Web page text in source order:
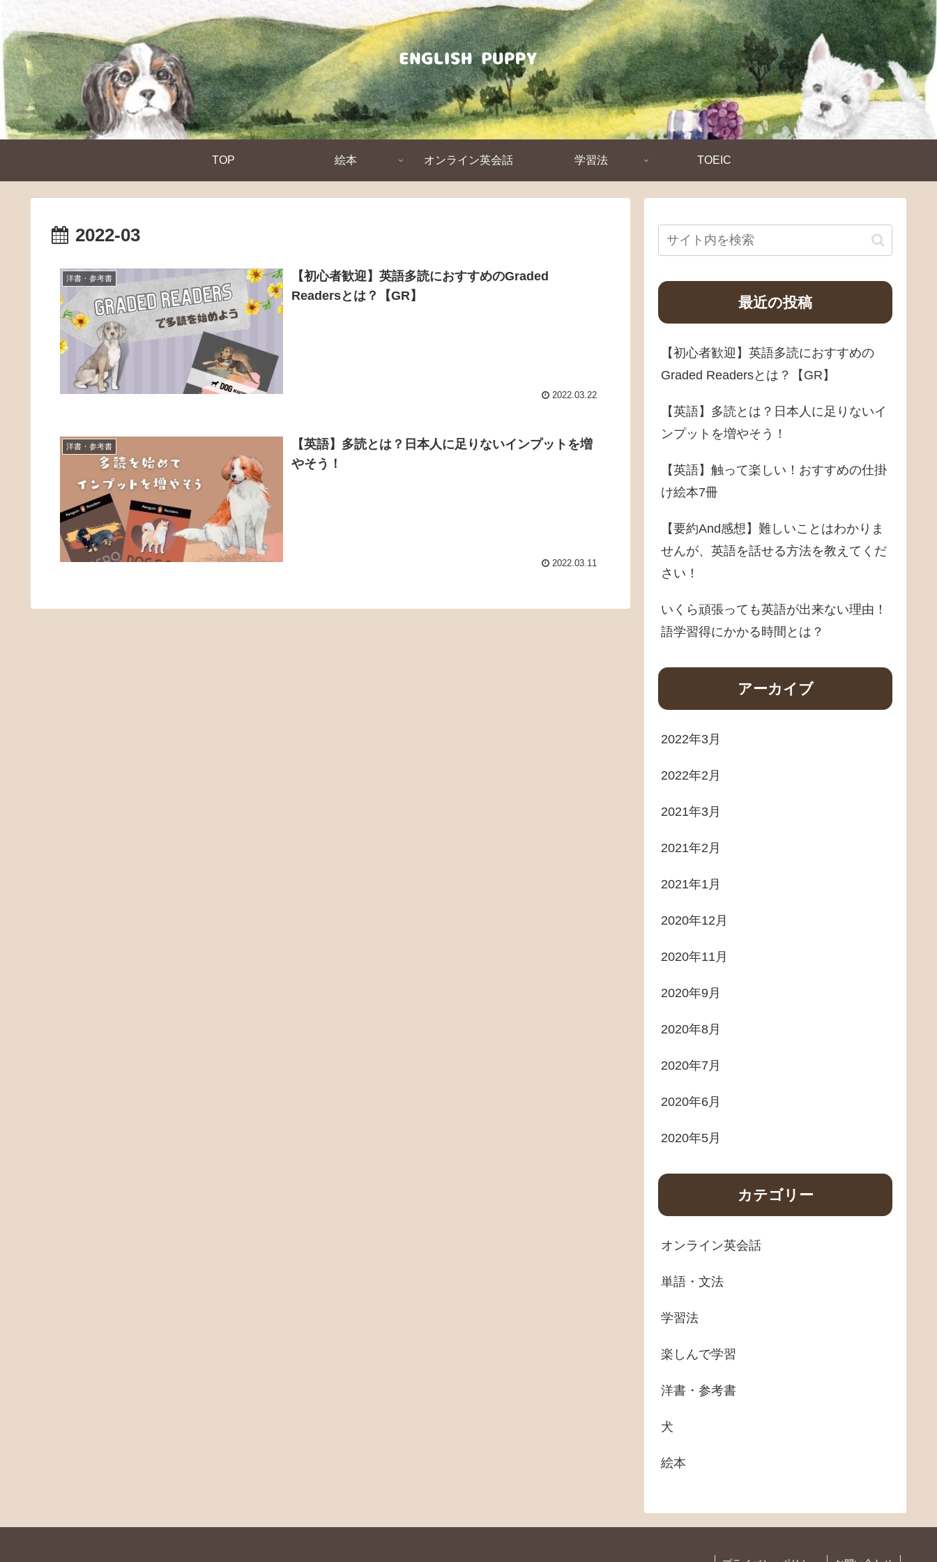
TOP 絵本 オンライン英会話 学習法 TOEIC
2022-03
洋書・参考書
【初心者歓迎】英語多読におすすめのGraded
Readersとは？【GR】
2022.03.22
洋書・参考書
【英語】多読とは？日本人に足りないインプットを増
やそう！
2022.03.11
最近の投稿
【初心者歓迎】英語多読におすすめの
Graded Readersとは？【GR】
【英語】多読とは？日本人に足りないイ
ンプットを増やそう！
【英語】触って楽しい！おすすめの仕掛
け絵本7冊
【要約And感想】難しいことはわかりま
せんが、英語を話せる方法を教えてくだ
さい！
いくら頑張っても英語が出来ない理由！
語学習得にかかる時間とは？
アーカイブ
2022年3月
2022年2月
2021年3月
2021年2月
2021年1月
2020年12月
2020年11月
2020年9月
2020年8月
2020年7月
2020年6月
2020年5月
カテゴリー
オンライン英会話
単語・文法
学習法
楽しんで学習
洋書・参考書
犬
絵本